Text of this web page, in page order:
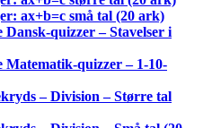
ax+b=c små tal (20 ark)
Dansk-quizzer – Stavelser i
Matematik-quizzer – 1-10-
– Division – Større tal